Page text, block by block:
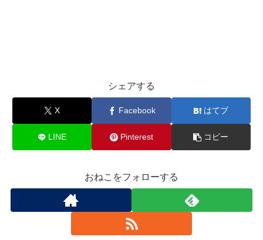
シェアする
X Facebook はてブ
LINE Pinterest コピー
おねこをフォローする